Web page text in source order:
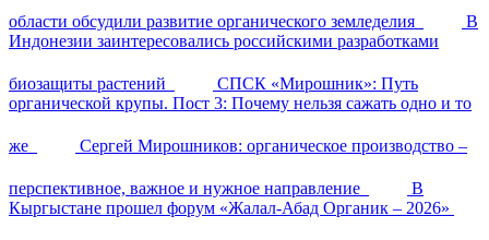
области обсудили развитие органического земледелия
В
Индонезии заинтересовались российскими разработками
биозащиты растений
СПСК «Мирошник»: Путь
органической крупы. Пост 3: Почему нельзя сажать одно и то
же Сергей Мирошников: органическое производство –
перспективное, важное и нужное направление
В
Кыргыстане прошел форум «Жалал-Абад Органик – 2026»